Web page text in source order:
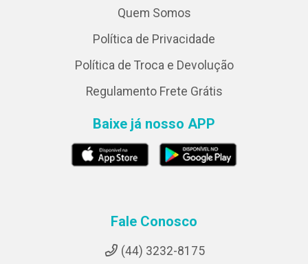
Quem Somos
Política de Privacidade
Política de Troca e Devolução
Regulamento Frete Grátis
Baixe já nosso APP
Fale Conosco
(44) 3232-8175